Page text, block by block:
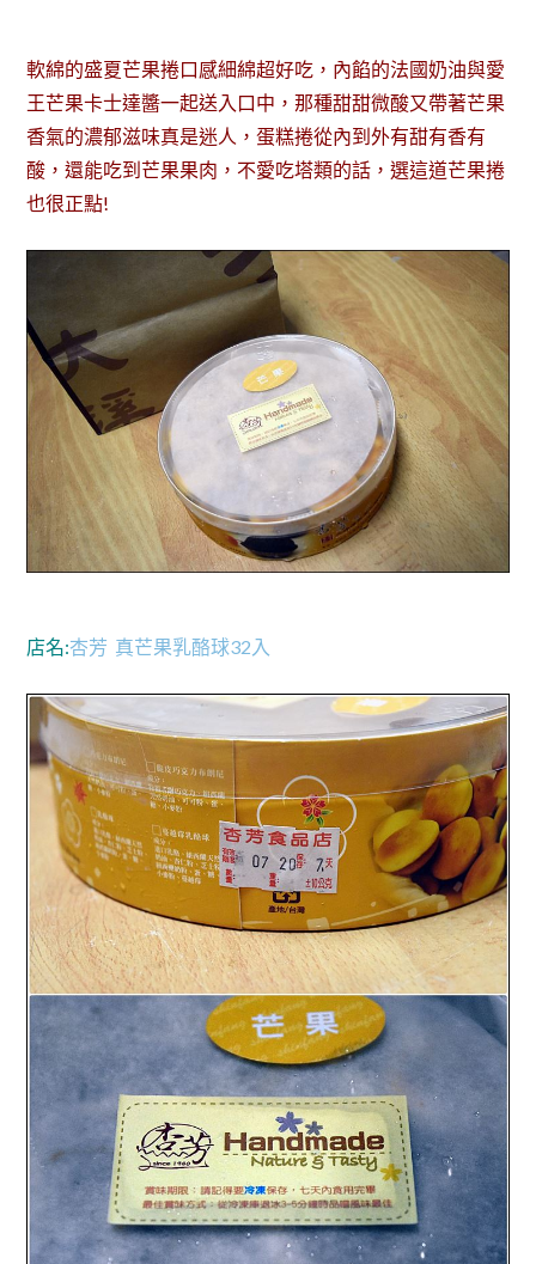
軟綿的盛夏芒果捲口感細綿超好吃，內餡的法國奶油與愛
王芒果卡士達醬一起送入口中，那種甜甜微酸又帶著芒果
香氣的濃郁滋味真是迷人，蛋糕捲從內到外有甜有香有
酸，還能吃到芒果果肉，不愛吃塔類的話，選這道芒果捲
也很正點!
店名:杏芳 真芒果乳酪球32入